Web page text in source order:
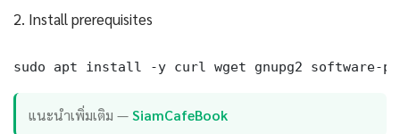
2. Install prerequisites
sudo apt install -y curl wget gnupg2 software-
แนะนำเพิ่มเติม —SiamCafeBook